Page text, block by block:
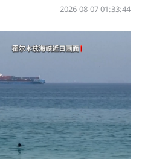
01:33:44 2026-08-07